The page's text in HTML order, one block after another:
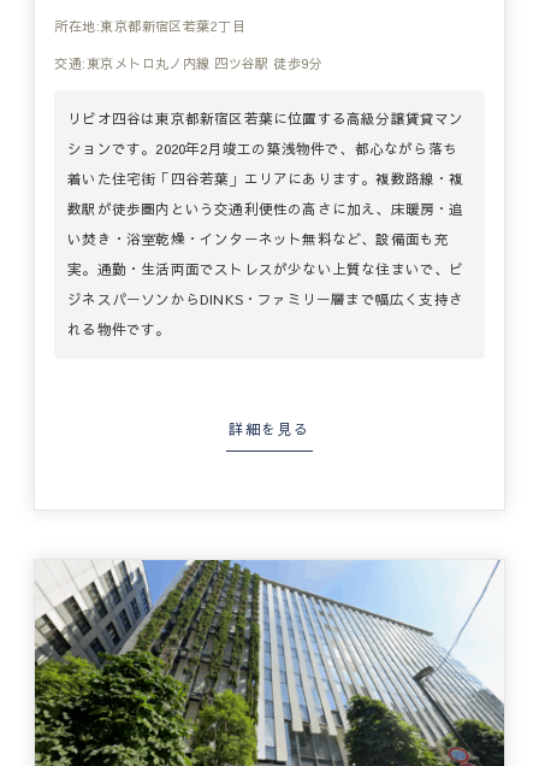
所在地:東京都新宿区若葉2丁目
交通:東京メトロ丸ノ内線 四ツ谷駅 徒歩9分
リビオ四谷は東京都新宿区若葉に位置する高級分譲賃貸マン
ションです。2020年2月竣工の築浅物件で、都心ながら落ち
着いた住宅街「四谷若葉」エリアにあります。複数路線・複
数駅が徒歩圏内という交通利便性の高さに加え、床暖房・追
い焚き・浴室乾燥・インターネット無料など、設備面も充
実。通勤・生活両面でストレスが少ない上質な住まいで、ビ
ジネスパーソンからDINKS・ファミリー層まで幅広く支持さ
れる物件です。
詳細を見る